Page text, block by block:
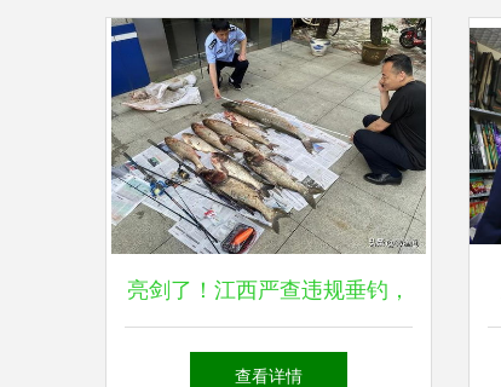
亮剑了！江西严查违规垂钓，
3类钓鱼行为成执法重点，渔
查看详情